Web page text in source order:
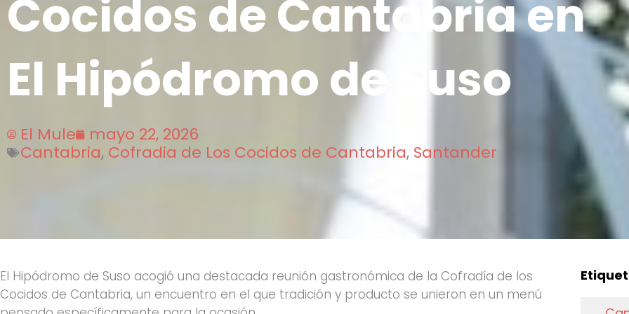
Cocidos de Cantabria en
El Hipódromo de Suso
El Mule
mayo 22, 2026
Cantabria, Cofradia de Los Cocidos de Cantabria, Santander
El Hipódromo de Suso acogió una destacada reunión gastronómica de la Cofradía de los
Cocidos de Cantabria, un encuentro en el que tradición y producto se unieron en un menú